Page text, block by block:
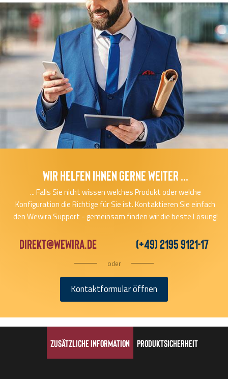
Wir helfen Ihnen gerne Weiter ...
... Falls Sie nicht wissen welches Produkt oder welche
Konfiguration die Richtige für Sie ist. Kontaktieren Sie einfach
den Wewira Support - gemeinsam finden wir die beste Lösung!
direkt@wewira.de (+49) 2195 9121-17
oder
Kontaktformular öffnen
Zusätzliche Information Produktsicherheit